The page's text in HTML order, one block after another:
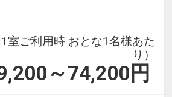
（路面電車＋フェリーで
・原爆ドーム（徒歩約3
改定のお知らせ】
1室ご利用時 おとな1名様あた
り）
～74,200 円